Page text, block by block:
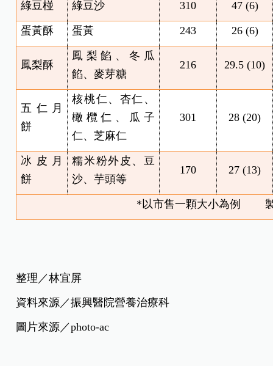
綠豆椪 綠豆沙 310 47 (6)
蛋黃酥 蛋黃 243 26 (6)
鳳梨酥
鳳梨餡、冬瓜
餡、麥芽糖
216 29.5 (10)
五仁月
餅
核桃仁、杏仁、
橄欖仁、瓜子
仁、芝麻仁
301 28 (20)
冰皮月
餅
糯米粉外皮、豆
沙、芋頭等
170 27 (13)
* 以市售一顆大小為例 製
整理／林宜屏
資料來源／振興醫院營養治療科
圖片來源／photo-ac